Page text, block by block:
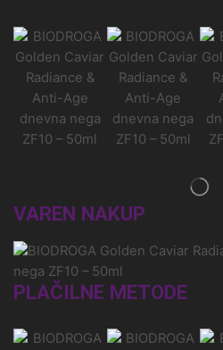
VAREN NAKUP
PLAČILNE METODE